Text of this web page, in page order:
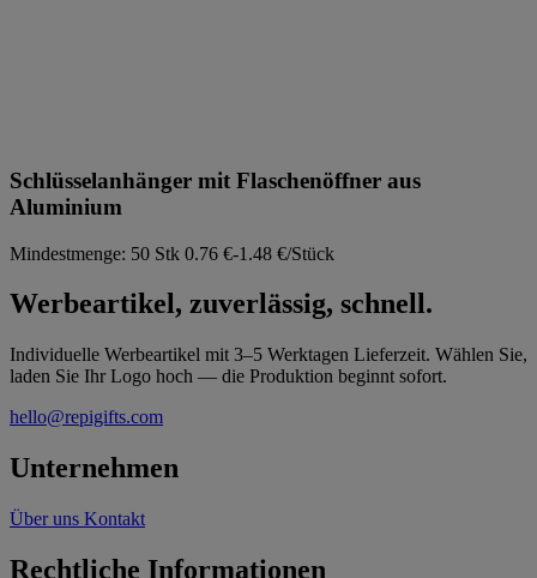
Schlüsselanhänger mit Flaschenöffner aus
Aluminium
Mindestmenge: 50 Stk 0.76 €-1.48 €/Stück
Werbeartikel, zuverlässig, schnell.
Individuelle Werbeartikel mit 3–5 Werktagen Lieferzeit. Wählen Sie,
laden Sie Ihr Logo hoch — die Produktion beginnt sofort.
hello@repigifts.com
Unternehmen
Über uns Kontakt
Rechtliche Informationen